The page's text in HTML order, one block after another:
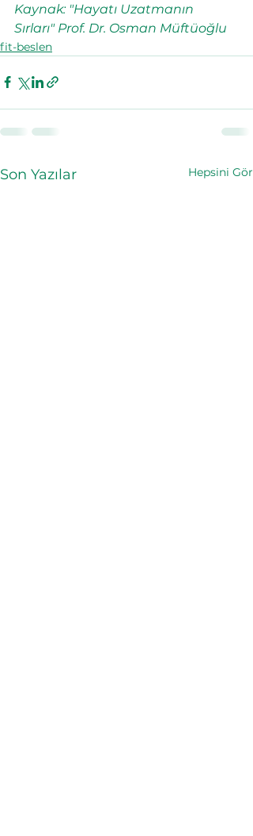
Kaynak: "Hayatı Uzatmanın
Sırları" Prof. Dr. Osman Müftüoğlu
fit-beslen
Son Yazılar Hepsini Gör